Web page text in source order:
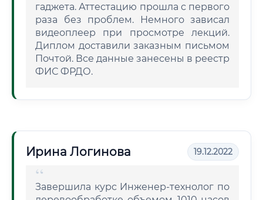
гаджета. Аттестацию прошла с первого
раза без проблем. Немного зависал
видеоплеер при просмотре лекций.
Диплом доставили заказным письмом
Почтой. Все данные занесены в реестр
ФИС ФРДО.
Ирина Логинова 19.12.2022
Завершила курс Инженер-технолог по